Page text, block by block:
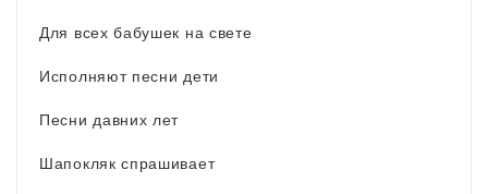
Для всех бабушек на свете
Исполняют песни дети
Песни давних лет
Шапокляк спрашивает